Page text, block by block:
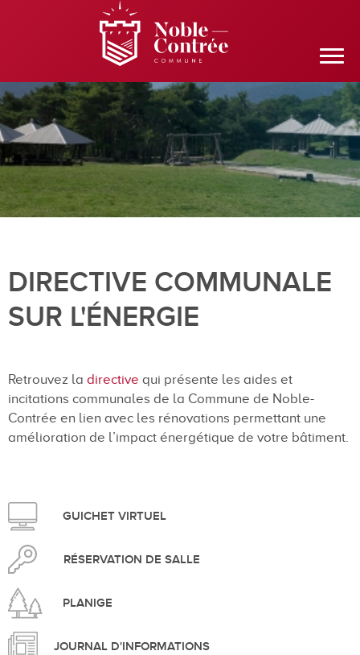
DIRECTIVE COMMUNALE
SUR L'ÉNERGIE
Retrouvez la directive qui présente les aides et
incitations communales de la Commune de Noble-
Contrée en lien avec les rénovations permettant une
amélioration de l’impact énergétique de votre bâtiment.
GUICHET VIRTUEL
RÉSERVATION DE SALLE
PLANIGE
JOURNAL D'INFORMATIONS